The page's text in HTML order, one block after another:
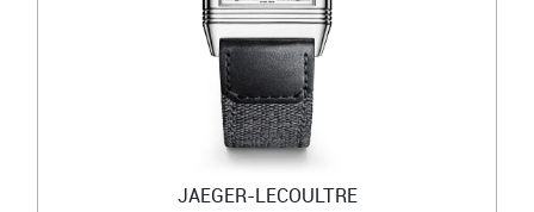
JAEGER-LECOULTRE